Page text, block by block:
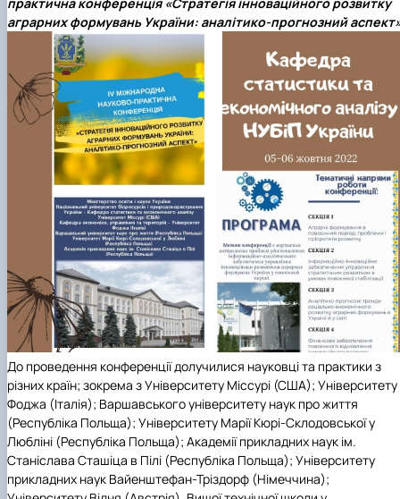
практична конференція «Стратегія інноваційного розвитку
аграрних формувань України: аналітико-прогнозний
До проведення конференції долучилися науковці та практики з
різних країн; зокрема з Університету Міссурі (США); Університету
Фоджа (Італія); Варшавського університету наук про життя
(Республіка Польща); Університету Марії Кюрі-Склодовської у
Любліні (Республіка Польща); Академії прикладних наук ім.
Станіслава Сташіца в Пілі (Республіка Польща); Університету
прикладних наук Вайенштефан-Тріздорф (Німеччина);